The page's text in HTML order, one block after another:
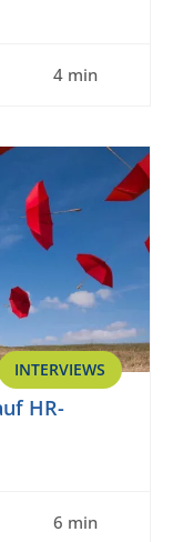
4 min
INTERVIEWS
HR-
6 min